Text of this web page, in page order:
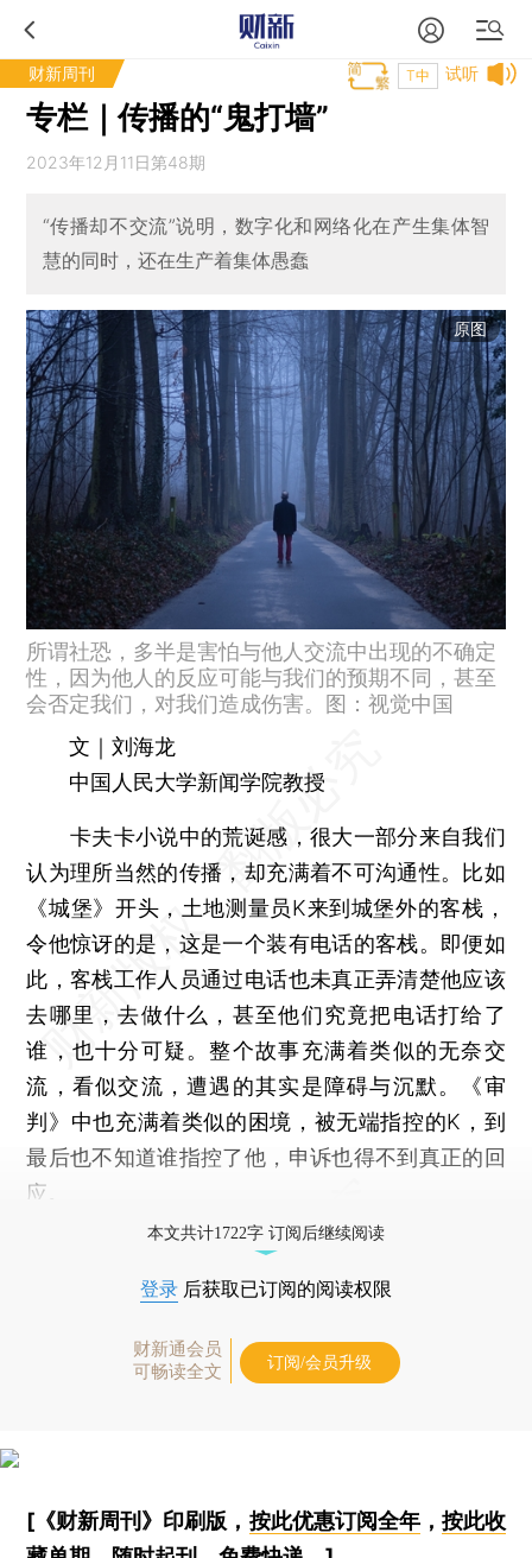
财新周刊 试听
T中
专栏｜传播的“鬼打墙”
2023年12月11日第48期
“传播却不交流”说明，数字化和网络化在产生集体智
慧的同时，还在生产着集体愚蠢
原图
所谓社恐，多半是害怕与他人交流中出现的不确定
性，因为他人的反应可能与我们的预期不同，甚至
会否定我们，对我们造成伤害。图：视觉中国
文｜刘海龙
中国人民大学新闻学院教授
卡夫卡小说中的荒诞感，很大一部分来自我们
认为理所当然的传播，却充满着不可沟通性。比如
《城堡》开头，土地测量员K来到城堡外的客栈，
令他惊讶的是，这是一个装有电话的客栈。即便如
此，客栈工作人员通过电话也未真正弄清楚他应该
去哪里，去做什么，甚至他们究竟把电话打给了
谁，也十分可疑。整个故事充满着类似的无奈交
流，看似交流，遭遇的其实是障碍与沉默。《审
判》中也充满着类似的困境，被无端指控的K，到
最后也不知道谁指控了他，申诉也得不到真正的回
应。
本文共计1722字 订阅后继续阅读
登录 后获取已订阅的阅读权限
财新通会员
可畅读全文
订阅/会员升级
[《财新周刊》印刷版， 按此优惠订阅全年， 按此收